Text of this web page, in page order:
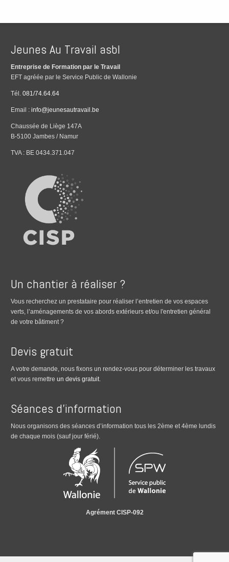
Jeunes Au Travail asbl
Entreprise de Formation par le Travail
EFT agréée par le Service Public de Wallonie
Tél.081/74.64.64
Email :info@jeunesautravail.be
Chaussée de Liège 147A
B-5100 Jambes / Namur
TVA : BE 0434.371.047
Un chantier à réaliser ?
Vous recherchez un prestataire pour réaliser l’entretien de vos espaces
verts, l’aménagements de vos abords extérieurs et/ou l'entretien général
de votre bâtiment ?
Devis gratuit
A votre demande, nous fixons un rendez-vous pour déterminer les travaux
et vous remettreun devis gratuit.
Séances d’information
Nous organisons des séances d’information tous les 2ème et 4ème lundis
de chaque mois (sauf jour férié).
Agrément CISP-092